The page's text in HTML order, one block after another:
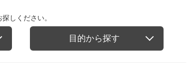
しください。
目的から探す